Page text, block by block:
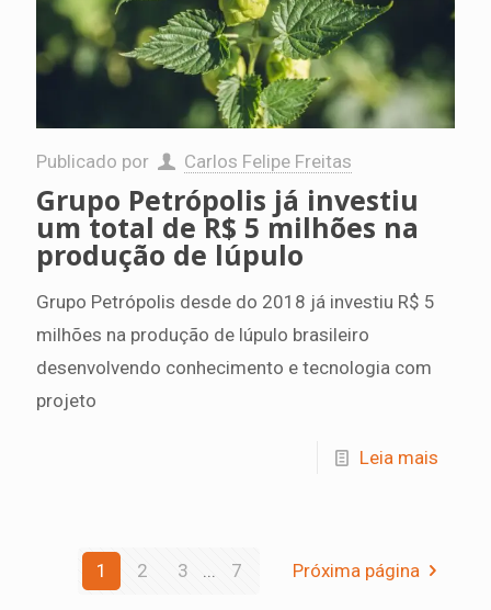
Publicado por Carlos Felipe Freitas
Grupo Petrópolis já investiu
um total de R$ 5 milhões na
produção de lúpulo
Grupo Petrópolis desde do 2018 já investiu R$ 5
milhões na produção de lúpulo brasileiro
desenvolvendo conhecimento e tecnologia com
projeto
Leia mais
1 2 3 ... 7 Próxima página